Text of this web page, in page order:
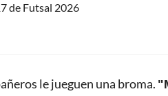
de Futsal 2026
le jueguen una broma.